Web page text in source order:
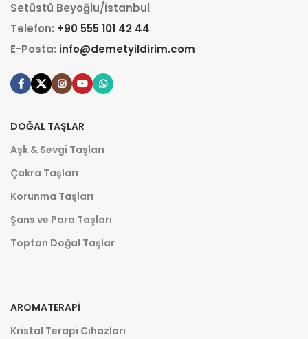
Setüstü Beyoğlu/İstanbul
Telefon: +90 555 101 42 44
E-Posta: info@demetyildirim.com
DOĞAL TAŞLAR
Aşk & Sevgi Taşları
Çakra Taşları
Korunma Taşları
Şans ve Para Taşları
Toptan Doğal Taşlar
AROMATERAPI
Kristal Terapi Cihazları